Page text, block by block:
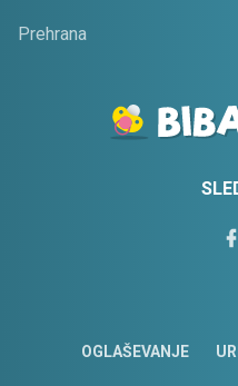
Prehrana
OGLAŠEVANJE